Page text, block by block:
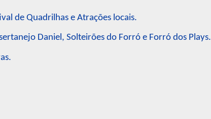
de Quadrilhas e Atrações locais.
Daniel, Solteirões do Forró e Forró dos Plays.